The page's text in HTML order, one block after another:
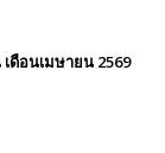
ดือนเมษายน 2569